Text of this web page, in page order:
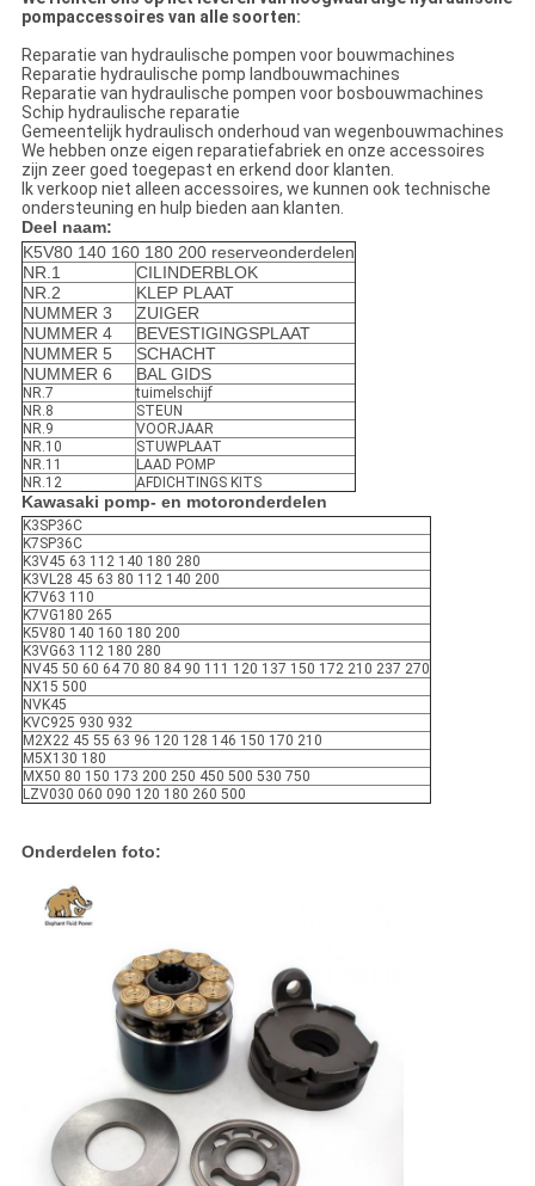
pompaccessoires van alle soorten:
Reparatie van hydraulische pompen voor bouwmachines
Reparatie hydraulische pomp landbouwmachines
Reparatie van hydraulische pompen voor bosbouwmachines
Schip hydraulische reparatie
Gemeentelijk hydraulisch onderhoud van wegenbouwmachines
We hebben onze eigen reparatiefabriek en onze accessoires
zijn zeer goed toegepast en erkend door klanten.
Ik verkoop niet alleen accessoires, we kunnen ook technische
ondersteuning en hulp bieden aan klanten.
Deel naam:
K5V80 140 160 180 200 reserveonderdelen
NR.1
CILINDERBLOK
NR.2
KLEP PLAAT
NUMMER 3
ZUIGER
NUMMER 4
BEVESTIGINGSPLAAT
NUMMER 5
SCHACHT
NUMMER 6
BAL GIDS
NR.7
tuimelschijf
NR.8
STEUN
NR.9
VOORJAAR
NR.10
STUWPLAAT
NR.11
LAAD POMP
NR.12
AFDICHTINGS KITS
Kawasaki pomp- en motoronderdelen
K3SP36C
K7SP36C
K3V45 63 112 140 180 280
K3VL28 45 63 80 112 140 200
K7V63 110
K7VG180 265
K5V80 140 160 180 200
K3VG63 112 180 280
NV45 50 60 64 70 80 84 90 111 120 137 150 172 210 237 270
NX15 500
NVK45
KVC925 930 932
M2X22 45 55 63 96 120 128 146 150 170 210
M5X130 180
MX50 80 150 173 200 250 450 500 530 750
LZV030 060 090 120 180 260 500
Onderdelen foto: